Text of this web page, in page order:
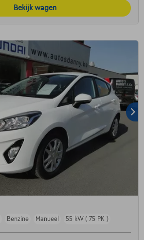
Bekijk wagen
Benzine Manueel 55 kW ( 75 PK )